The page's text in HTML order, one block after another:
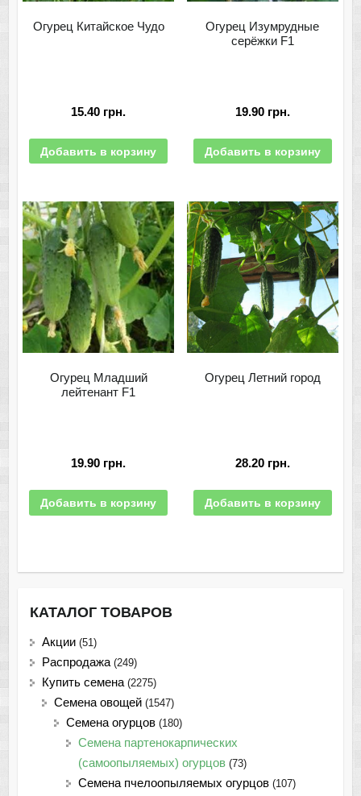
Огурец Китайское Чудо
15.40 грн.
Добавить в корзину
Огурец Изумрудные
серёжки F1
19.90 грн.
Добавить в корзину
Огурец Младший
лейтенант F1
19.90 грн.
Добавить в корзину
Огурец Летний город
28.20 грн.
Добавить в корзину
КАТАЛОГ ТОВАРОВ
Акции (51)
Распродажа (249)
Купить семена (2275)
Семена овощей (1547)
Семена огурцов (180)
Семена партенокарпических
(самоопыляемых) огурцов (73)
Семена пчелоопыляемых огурцов (107)